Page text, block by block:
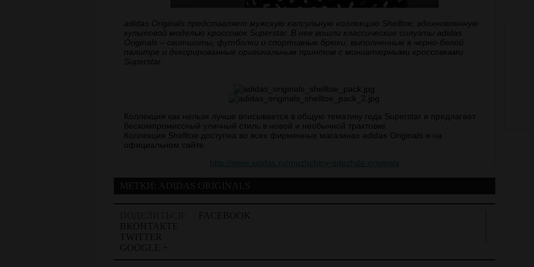
adidas Originals представляет мужскую капсульную коллекцию Shelltoe, вдохновленную
культовой моделью кроссовок Superstar. В нее вошли классические силуэты adidas
Originals – свитшоты, футболки и спортивные брюки, выполненные в черно-белой
палитре и декорированные оригинальным принтом с миниатюрными кроссовками
Superstar.
Коллекция как нельзя лучше вписывается в общую тематику года Superstar и предлагает
бескомпромиссный уличный стиль в новой и необычной трактовке.
Коллекция Shelltoe доступна во всех фирменных магазинах adidas Originals и на
официальном сайте.
http://www.adidas.ru/muzhchiny-odezhda-originals